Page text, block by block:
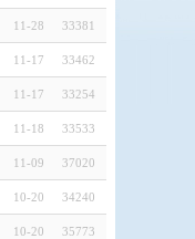
11-28 33381
11-17 33462
11-17 33254
11-18 33533
11-09 37020
10-20 34240
10-20 35773